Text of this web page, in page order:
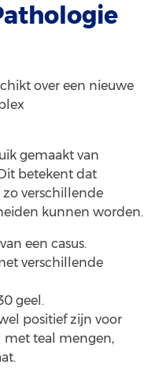
over een nieuwe
gemaakt van
betekent dat
verschillende
kunnen worden.
een casus.
verschillende
geel.
positief zijn voor
met teal mengen,